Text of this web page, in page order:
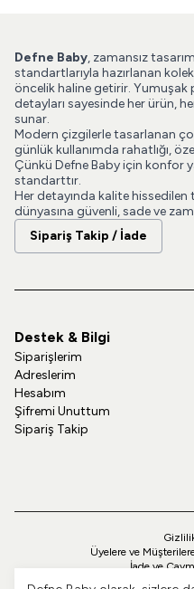
Defne Baby, zamansız
standartlarıyla hazırlanan
öncelik haline getirir.
detayları sayesinde her ürün,
sunar.
Modern çizgilerle tasarlanan
günlük kullanımda rahatlığı,
Çünkü Defne Baby için konfor
standarttır.
Her detayında kalite hissedilen
dünyasına güvenli, sade ve
Sipariş Takip / İade
Destek & Bilgi
Siparişlerim
Adreslerim
Hesabım
Şifremi Unuttum
Sipariş Takip
Üyelere ve
İade ve